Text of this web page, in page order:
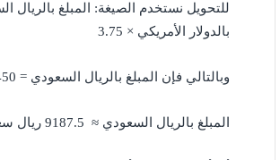
للتحويل نستخدم الصيغة: المبلغ بالريال
بالدولار الأمريكي × 3.75
وبالتالي فإن المبلغ بالريال السعودي = 2450 × 3.75
المبلغ بالريال السعودي ≈ 9187.5 ريال سعودي